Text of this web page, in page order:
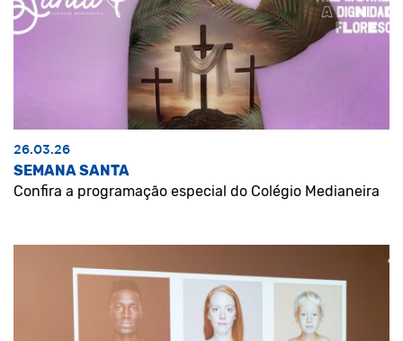
26.03.26
SEMANA SANTA
Confira a programação especial do Colégio Medianeira